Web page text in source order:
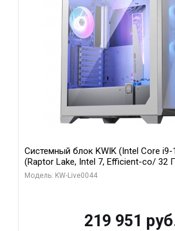
Системный блок KWIK (Intel Core i9-
(Raptor Lake, Intel 7, Efficient-co/ 32
модуля)/ Gigabyte RTX5070Ti AERO
Модель: KW-Live0044
219 951